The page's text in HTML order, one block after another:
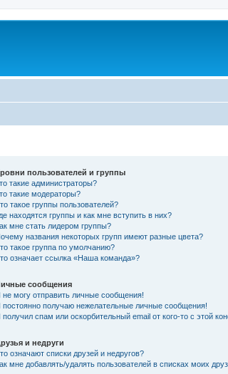
пользователей и группы
такие администраторы?
такие модераторы?
такое группы пользователей?
находятся группы и как мне вступить в них?
мне стать лидером группы?
названия некоторых групп имеют разные цвета?
такое группа по умолчанию?
означает ссылка «Наша команда»?
сообщения
не могу отправить личные сообщения!
постоянно получаю нежелательные личные сообщения!
получил спам или оскорбительный email от кого-то с этой
и недруги
означают списки друзей и недругов?
мне добавлять/удалять пользователей в списках моих